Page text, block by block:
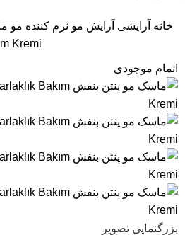
خانه آرایشی آرایش مو نرم کننده مو
Kremi
اتمام موجودی
بزرگنمایی تصویر